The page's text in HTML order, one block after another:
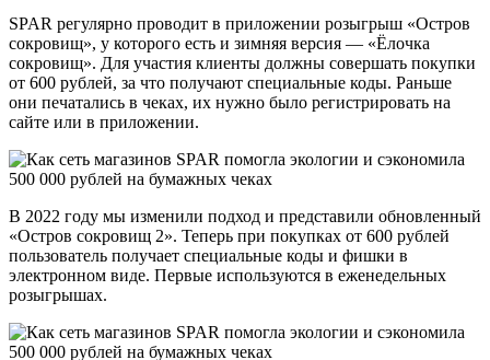
SPAR регулярно проводит в приложении розыгрыш «Остров
сокровищ», у которого есть и зимняя версия — «Ёлочка
сокровищ». Для участия клиенты должны совершать покупки
от 600 рублей, за что получают специальные коды. Раньше
они печатались в чеках, их нужно было регистрировать на
сайте или в приложении.
В 2022 году мы изменили подход и представили обновленный
«Остров сокровищ 2». Теперь при покупках от 600 рублей
пользователь получает специальные коды и фишки в
электронном виде. Первые используются в еженедельных
розыгрышах.